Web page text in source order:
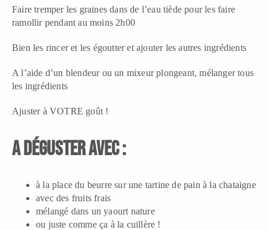
Faire tremper les graines dans de l’eau tiède pour les faire
ramollir pendant au moins 2h00
Bien les rincer et les égoutter et ajouter les autres ingrédients
A l’aide d’un blendeur ou un mixeur plongeant, mélanger tous
les ingrédients
Ajuster à VOTRE goût !
A DÉGUSTER avec :
à la place du beurre sur une tartine de pain à la chataigne
avec des fruits frais
mélangé dans un yaourt nature
ou juste comme ça à la cuillère !